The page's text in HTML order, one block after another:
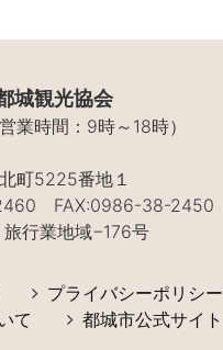
城観光協会
業時間：9時～18時）
町5225番地１
FAX:0986-38-2450
行業地域−176号
プライバシーポリシー
て
都城市公式サイト